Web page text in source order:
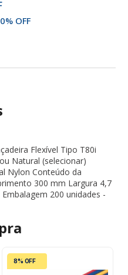
OFF
Flexível Tipo T80i
Natural (selecionar)
Nylon Conteúdo da
300 mm Largura 4,7
200 unidades -
8% OFF